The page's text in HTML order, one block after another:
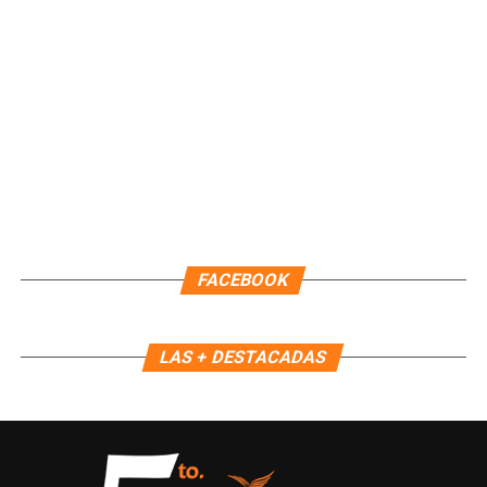
FACEBOOK
LAS + DESTACADAS